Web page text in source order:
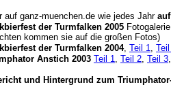
auf ganz-muenchen.de wie jedes Jahr
der Turmfalken 2005 Fotogalerie
kommen sie auf die großen Fotos)
der Turmfalken 2004, Teil 1,
Anstich 2003 Teil 1, Teil 2, Teil 3,
und Hintergrund zum